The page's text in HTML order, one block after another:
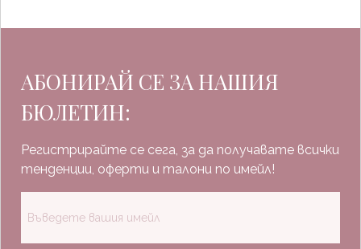
АБОНИРАЙ СЕ ЗА НАШИЯ
БЮЛЕТИН:
Регистрирайте се сега, за да получавате всички
тенденции, оферти и талони по имейл!